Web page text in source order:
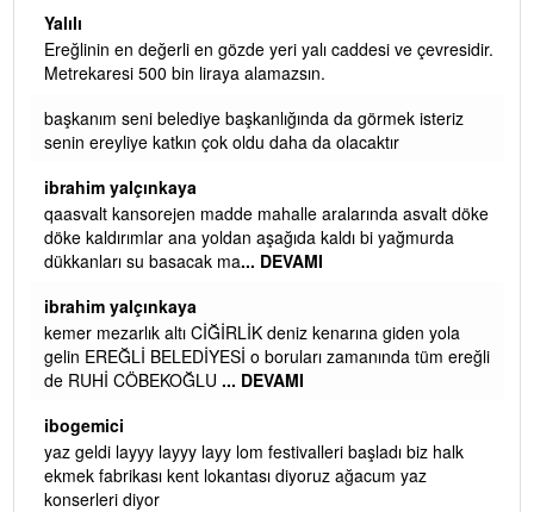
Yalılı
Ereğlinin en değerli en gözde yeri yalı caddesi ve çevresidir.
Metrekaresi 500 bin liraya alamazsın.
başkanım seni belediye başkanlığında da görmek isteriz
senin ereyliye katkın çok oldu daha da olacaktır
ibrahim yalçınkaya
qaasvalt kansorejen madde mahalle aralarında asvalt döke
döke kaldırımlar ana yoldan aşağıda kaldı bi yağmurda
dükkanları su basacak ma... DEVAMI
ibrahim yalçınkaya
kemer mezarlık altı CİĞİRLİK deniz kenarına giden yola
gelin EREĞLİ BELEDİYESİ o boruları zamanında tüm ereğli
de RUHİ CÖBEKOĞLU ... DEVAMI
ibogemici
yaz geldi layyy layyy layy lom festivalleri başladı biz halk
ekmek fabrikası kent lokantası diyoruz ağacum yaz
konserleri diyor